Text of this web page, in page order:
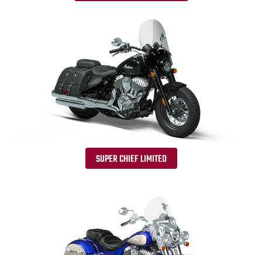
SUPER CHIEF LIMITED